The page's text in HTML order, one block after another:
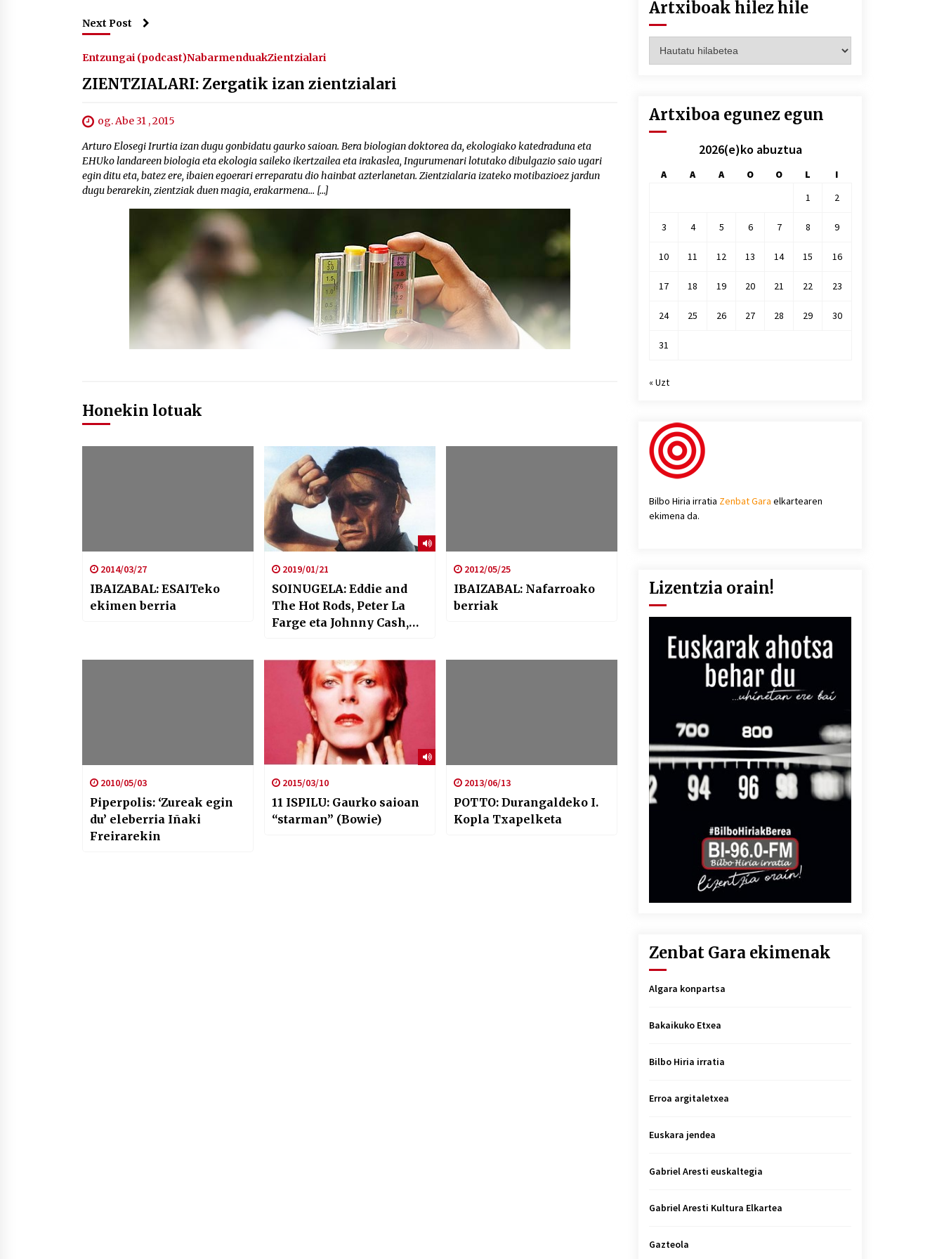
Next Post
Entzungai (podcast)NabarmenduakZientzialari
ZIENTZIALARI: Zergatik izan zientzialari
og. Abe 31 , 2015
Arturo Elosegi Irurtia izan dugu gonbidatu gaurko saioan. Bera biologian doktorea da, ekologiako katedraduna eta
EHUko landareen biologia eta ekologia saileko ikertzailea eta irakaslea, Ingurumenari lotutako dibulgazio saio ugari
egin ditu eta, batez ere, ibaien egoerari erreparatu dio hainbat azterlanetan. Zientzialaria izateko motibazioez jardun
dugu berarekin, zientziak duen magia, erakarmena… […]
Honekin lotuak
2014/03/27
IBAIZABAL: ESAITeko
ekimen berria
2019/01/21
SOINUGELA: Eddie and
The Hot Rods, Peter La
Farge eta Johnny Cash,
Neil Young
2012/05/25
IBAIZABAL: Nafarroako
berriak
2010/05/03
Piperpolis: ‘Zureak egin
du’ eleberria Iñaki
Freirarekin
2015/03/10
11 ISPILU: Gaurko saioan
“starman” (Bowie)
2013/06/13
POTTO: Durangaldeko I.
Kopla Txapelketa
Artxiboak hilez hile
hilez
Artxiboa egunez egun
2026(e)ko abuztua
A A A O O L
I
1
2
3 4 5 6 7 8 9
10 11 12 13 14 15 16
17 18 19 20 21 22 23
24 25 26 27 28 29 30
31
« Uzt
Bilbo Hiria irratia Zenbat Gara elkartearen
ekimena da.
Lizentzia orain!
Zenbat Gara ekimenak
Algara konpartsa
Bakaikuko Etxea
Bilbo Hiria irratia
Erroa argitaletxea
Euskara jendea
Gabriel Aresti euskaltegia
Gabriel Aresti Kultura Elkartea
Gazteola